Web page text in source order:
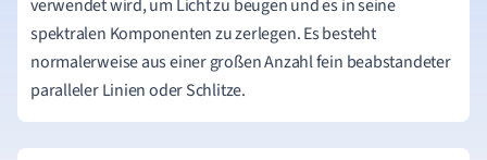
verwendet wird, um Licht zu beugen und es in seine
spektralen Komponenten zu zerlegen. Es besteht
normalerweise aus einer großen Anzahl fein beabstandeter
paralleler Linien oder Schlitze.